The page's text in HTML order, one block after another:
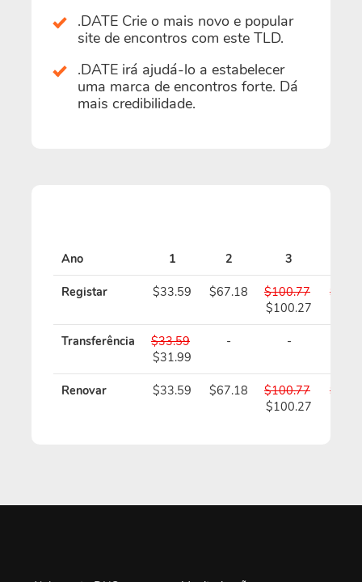
.DATE Crie o mais novo e popular
site de encontros com este TLD.
.DATE irá ajudá-lo a estabelecer
uma marca de encontros forte. Dá
mais credibilidade.
Ano 1 2 3
Registar $33.59 $67.18
$100.77
$100.27
Transferência
$33.59
$31.99
- -
Renovar $33.59 $67.18
$100.77
$100.27